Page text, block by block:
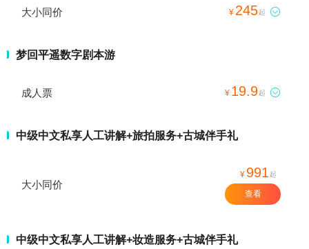
大小同价 ¥ 245起 
梦回平遥数字剧本游
成人票 ¥ 19.9起 
中级中文私享人工讲解+旅拍服务+古城伴手礼
大小同价
¥ 991 起
查看
中级中文私享人工讲解+妆造服务+古城伴手礼